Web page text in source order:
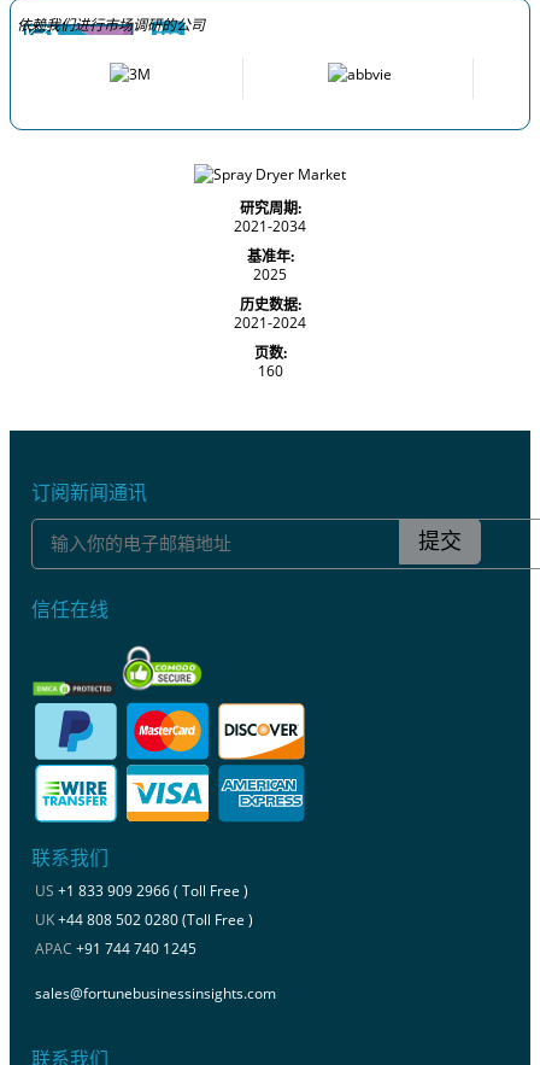
依赖我们进行市场调研的公司
研究周期:
2021-2034
基准年:
2025
历史数据:
2021-2024
页数:
160
订阅新闻通讯
提交
信任在线
联系我们
US +1 833 909 2966 ( Toll Free )
UK+44 808 502 0280 (Toll Free )
APAC +91 744 740 1245
sales@fortunebusinessinsights.com
联系我们